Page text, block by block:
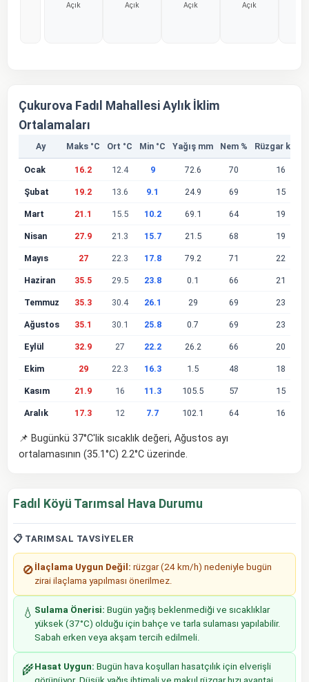
Açık Açık Açık Açık
Çukurova Fadıl Mahallesi Aylık İklim
Ortalamaları
Ay Maks °C Ort °C Min °C Yağış mm Nem % Rüzgar km/s
Ocak 16.2 12.4 9 72.6 70 16
Şubat 19.2 13.6 9.1 24.9 69 15
Mart 21.1 15.5 10.2 69.1 64 19
Nisan 27.9 21.3 15.7 21.5 68 19
Mayıs 27 22.3 17.8 79.2 71 22
Haziran 35.5 29.5 23.8 0.1 66 21
Temmuz 35.3 30.4 26.1 29 69 23
Ağustos 35.1 30.1 25.8 0.7 69 23
Eylül 32.9 27 22.2 26.2 66 20
Ekim 29 22.3 16.3 1.5 48 18
Kasım 21.9 16 11.3 105.5 57 15
Aralık 17.3 12 7.7 102.1 64 16
📌 Bugünkü 37°C'lik sıcaklık değeri, Ağustos ayı
ortalamasının (35.1°C) 2.2°C üzerinde.
Fadıl Köyü Tarımsal Hava Durumu
📋 TARIMSAL TAVSIYELER
🚫 İlaçlama Uygun Değil: rüzgar (24 km/h) nedeniyle bugün
zirai ilaçlama yapılması önerilmez.
💧 Sulama Önerisi: Bugün yağış beklenmediği ve sıcaklıklar
yüksek (37°C) olduğu için bahçe ve tarla sulaması yapılabilir.
Sabah erken veya akşam tercih edilmeli.
🌾Hasat Uygun: Bugün hava koşulları hasatçılık için elverişli